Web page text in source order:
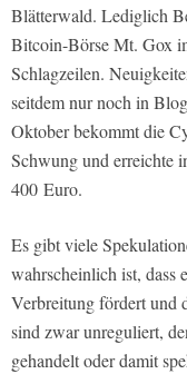
Blätterwald. Lediglich
Bitcoin-Börse Mt. Gox
Schlagzeilen.
seitdem nur noch in
Oktober bekommt die
Schwung und erreichte
400 Euro.
Es gibt viele
wahrscheinlich ist, dass
Verbreitung fördert und
sind zwar unreguliert,
gehandelt oder damit